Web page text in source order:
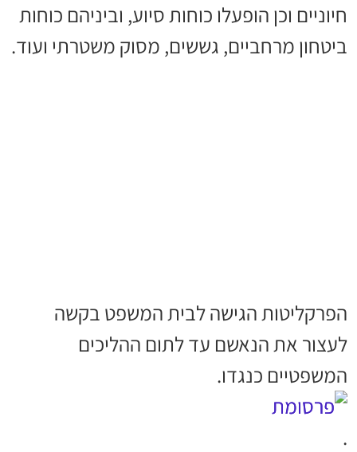
חיוניים וכן הופעלו כוחות סיוע, וביניהם כוחות
ביטחון מרחביים, גששים, מסוק משטרתי ועוד.
הפרקליטות הגישה לבית המשפט בקשה
לעצור את הנאשם עד לתום ההליכים
המשפטיים כנגדו.
.